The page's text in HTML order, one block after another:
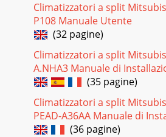
Climatizzatori a split
P108 Manuale Utente
(32 pagine)
Climatizzatori a split
A.NHA3 Manuale di
(35 pagine)
Climatizzatori a split
PEAD-A36AA Manuale di
(36 pagine)